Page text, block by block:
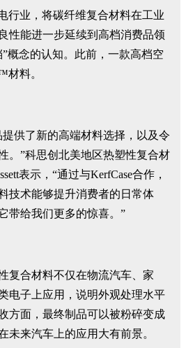
行业，将碳纤维复合材料在工业
性能进一步延续到高档消费品领
概念的认知。此前，一款高档空
材料。
供了新的高端材料选择，以及令
。”科思创北美地区热塑性复合材
表示，“通过与KerfCase合作，
技术能够提升消费者的日常体
带给我们更多的惊喜。”
复合材料不仅在物流汽车、家
电子上应用，说明外观处理水平
方面，最终制品可以被粉碎变成
未来汽车上的应用大有前景。